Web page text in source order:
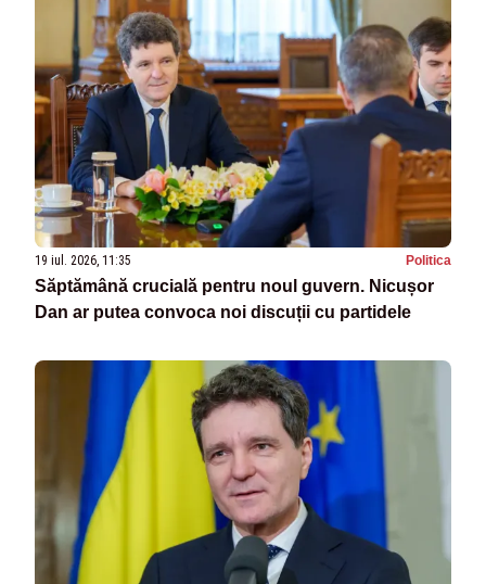
19 iul. 2026, 11:35 Politica
Săptămână crucială pentru noul guvern. Nicușor
Dan ar putea convoca noi discuții cu partidele